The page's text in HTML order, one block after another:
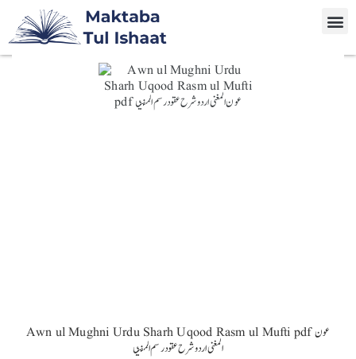
Awn ul Mughni Urdu Sharh Uqood Rasm ul Mufti pdf عون
المغنی اردو شرح عقود رسم المفتی